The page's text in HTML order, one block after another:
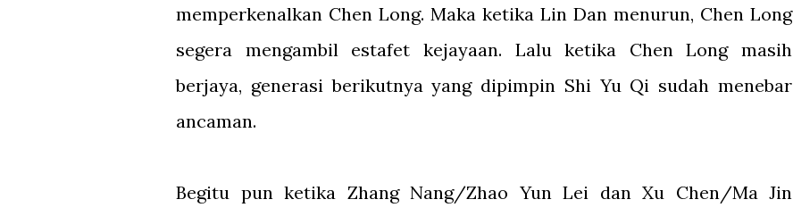
memperkenalkan Chen Long. Maka ketika Lin Dan menurun, Chen Long
segera mengambil estafet kejayaan. Lalu ketika Chen Long masih
berjaya, generasi berikutnya yang dipimpin Shi Yu Qi sudah menebar
ancaman.
Begitu pun ketika Zhang Nang/Zhao Yun Lei dan Xu Chen/Ma Jin